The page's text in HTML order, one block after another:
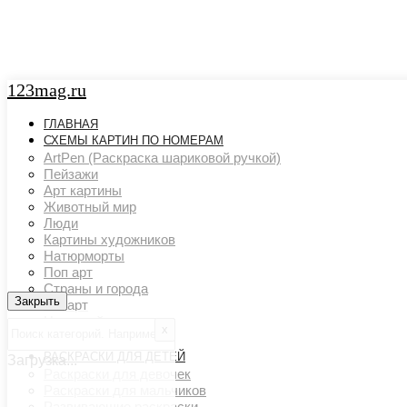
123mag.ru
ГЛАВНАЯ
СХЕМЫ КАРТИН ПО НОМЕРАМ
ArtPen (Раскраска шариковой ручкой)
Пейзажи
Арт картины
Животный мир
Люди
Картины художников
Натюрморты
Поп арт
Страны и города
Ню арт
РАСКРАСКИ ДЛЯ ДЕТЕЙ
Раскраски для девочек
Раскраски для мальчиков
Закрыть
Закрыть
Загрузка...